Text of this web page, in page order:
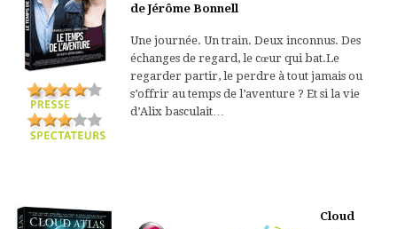
de Jérôme Bonnell
Une journée. Un train. Deux inconnus. Des
échanges de regard, le cœur qui bat.Le
regarder partir, le perdre à tout jamais ou
s’offrir au temps de l’aventure ? Et si la vie
d’Alix basculait…
Cloud